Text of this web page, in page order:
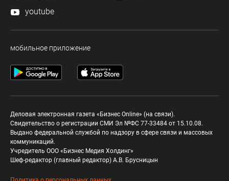
youtube
мобильное приложение
Деловая электронная газета «Бизнес Online» (на связи).
Свидетельство о регистрации СМИ Эл №ФС 77-33484 от 15.10.08.
Выдано федеральной службой по надзору в сфере связи и массовых
коммуникаций.
Учредитель ООО «Бизнес Медия Холдинг»
Шеф-редактор (главный редактор) А.В. Брусницын